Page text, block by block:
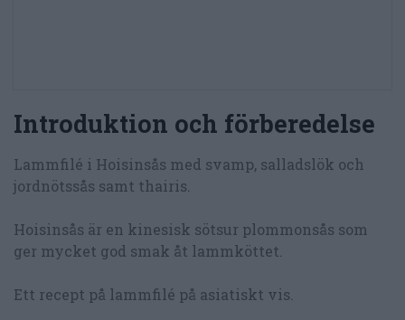
Introduktion och förberedelse
Lammfilé i Hoisinsås med svamp, salladslök och
jordnötssås samt thairis.
Hoisinsås är en kinesisk sötsur plommonsås som
ger mycket god smak åt lammköttet.
Ett recept på lammfilé på asiatiskt vis.